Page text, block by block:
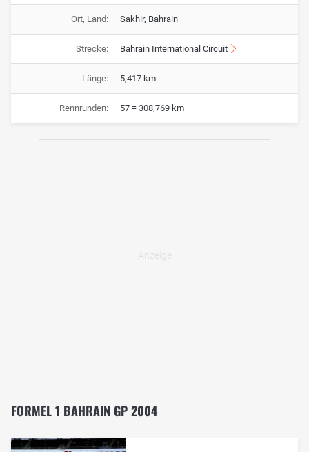
Ort, Land: Sakhir, Bahrain
Strecke: Bahrain International Circuit
Länge: 5,417 km
Rennrunden: 57 = 308,769 km
FORMEL 1 BAHRAIN GP 2004